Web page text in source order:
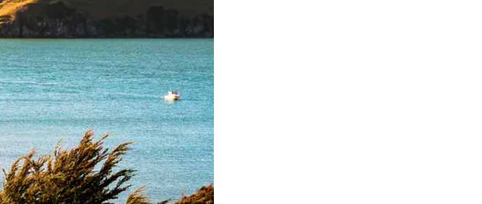
uchunguze kwa kugusa au kutelezesha kidole kwenye ishara.